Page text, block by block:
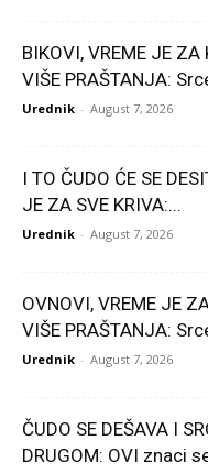
BIKOVI, VREME JE
VIŠE PRAŠTANJA:
Urednik - August 7, 2026
I TO ČUDO ĆE SE
JE ZA SVE KRIVA:...
Urednik - August 7, 2026
OVNOVI, VREME JE
VIŠE PRAŠTANJA:
Urednik - August 7, 2026
ČUDO SE DEŠAVA I
DRUGOM: OVI znaci